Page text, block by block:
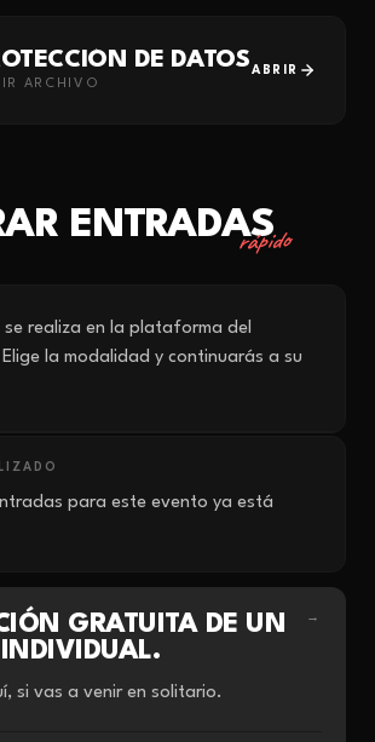
DE DATOS
ARCHIVO
ABRIR
ENTRADAS
rápido
se realiza en la plataforma del
la modalidad y continuarás a su
para este evento ya está
GRATUITA DE UN
→
si vas a venir en solitario.